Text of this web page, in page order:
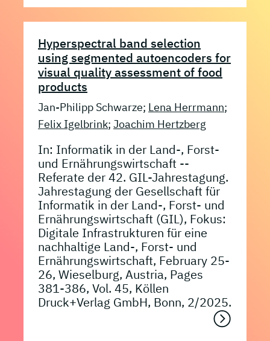
Hyperspectral band selection
using segmented autoencoders for
visual quality assessment of food
products
Jan-Philipp Schwarze; Lena Herrmann;
Felix Igelbrink; Joachim Hertzberg
In: Informatik in der Land-, Forst-
und Ernährungswirtschaft --
Referate der 42. GIL-Jahrestagung.
Jahrestagung der Gesellschaft für
Informatik in der Land-, Forst- und
Ernährungswirtschaft (GIL), Fokus:
Digitale Infrastrukturen für eine
nachhaltige Land-, Forst- und
Ernährungswirtschaft, February 25-
26, Wieselburg, Austria, Pages
381-386, Vol. 45, Köllen
Druck+Verlag GmbH, Bonn, 2/2025.